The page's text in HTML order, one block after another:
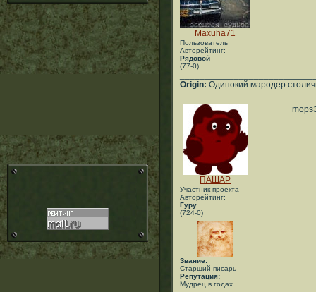
Maxuha71
Пользователь
Авторейтинг:
Рядовой
(77-0)
Origin: Одинокий мародер
ПАШАР
Участник проекта
Авторейтинг:
Гуру
(724-0)
Звание:
Старший писарь
Репутация:
Мудрец в годах